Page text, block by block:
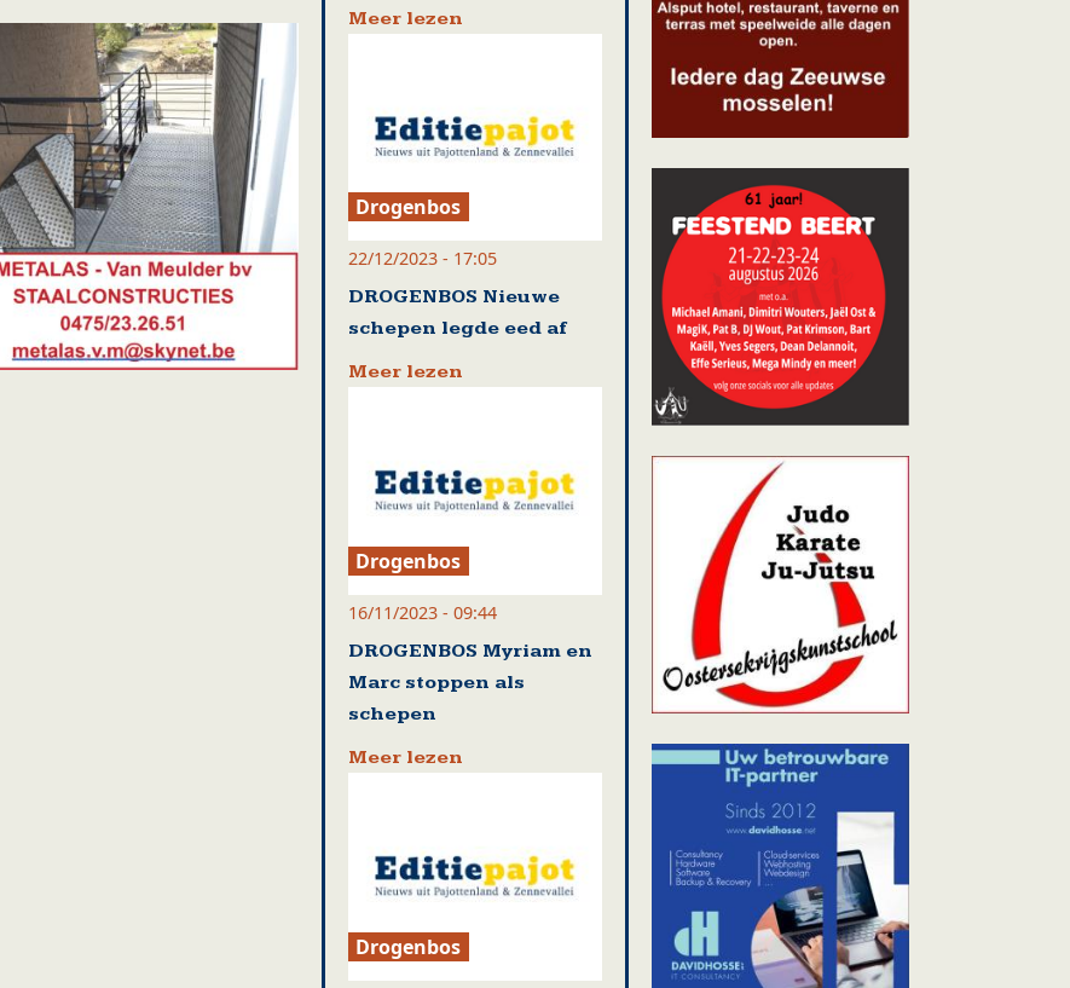
Meer lezen
Drogenbos
22/12/2023 - 17:05
DROGENBOS Nieuwe
schepen legde eed af
Meer lezen
Drogenbos
16/11/2023 - 09:44
DROGENBOS Myriam en
Marc stoppen als
schepen
Meer lezen
Drogenbos